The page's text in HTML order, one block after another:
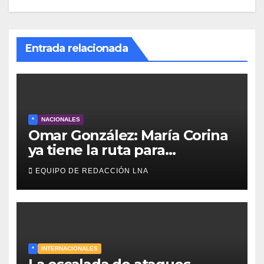
Entrada relacionada
* NACIONALES
Omar González: María Corina
ya tiene la ruta para
reconstruir Venezuela
EQUIPO DE REDACCIÓN LNA
* INTERNACIONALES